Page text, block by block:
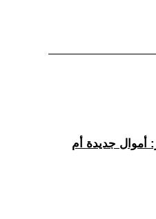
أموال جديدة أم